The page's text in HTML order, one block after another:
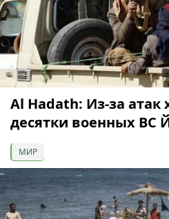
Al Hadath: Из-за атак
десятки военных ВС
МИР